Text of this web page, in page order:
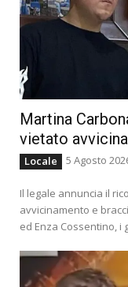
Martina
vietato
Locale 5 Agosto
Il legale annuncia il
avvicinamento e
ed Enza Cossentino, i